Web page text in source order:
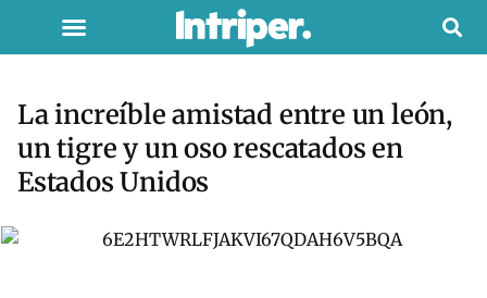
La increíble amistad entre un león,
un tigre y un oso rescatados en
Estados Unidos